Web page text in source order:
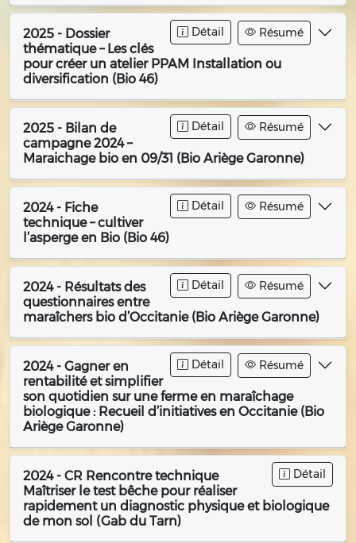
Détail Résumé
2025 - Dossier
thématique – Les clés
pour créer un atelier PPAM Installation ou
diversification (Bio 46)
Détail Résumé
2025 - Bilan de
campagne 2024 –
Maraichage bio en 09/31 (Bio Ariège Garonne)
Détail Résumé
2024 - Fiche
technique – cultiver
l’asperge en Bio (Bio 46)
Détail Résumé
2024 - Résultats des
questionnaires entre
maraîchers bio d’Occitanie (Bio Ariège Garonne)
Détail Résumé
2024 - Gagner en
rentabilité et simplifier
son quotidien sur une ferme en maraîchage
biologique : Recueil d’initiatives en Occitanie (Bio
Ariège Garonne)
Détail
2024 - CR Rencontre technique
Maîtriser le test bêche pour réaliser
rapidement un diagnostic physique et biologique
de mon sol (Gab du Tarn)